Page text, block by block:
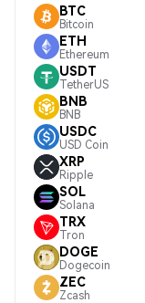
BTC
Bitcoin
ETH
Ethereum
USDT
TetherUS
BNB
BNB
USDC
USD Coin
XRP
Ripple
SOL
Solana
TRX
Tron
DOGE
Dogecoin
ZEC
Zcash